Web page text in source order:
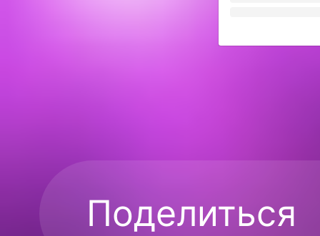
Поделиться